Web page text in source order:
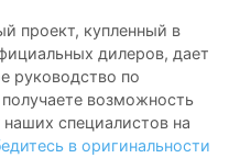
проект, купленный в
дилеров, дает
руководство по
возможность
наших специалистов на
в оригинальности